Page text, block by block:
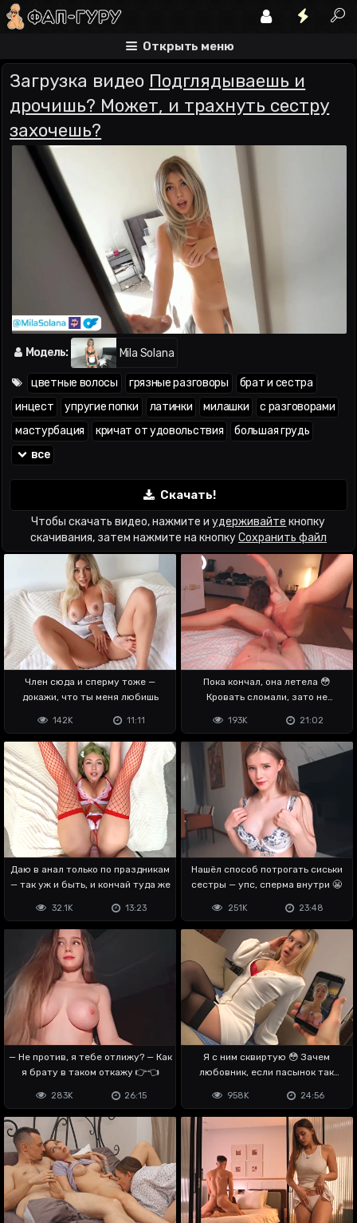
Открыть меню
Загрузка видео Подглядываешь и
дрочишь? Может, и трахнуть сестру
захочешь?
Модель: Mila Solana
цветные волосы грязные разговоры
брат и сестра
инцест
упругие попки латинки милашки
с разговорами
мастурбация
кричат от удовольствия
большая грудь
все
Скачать!
Чтобы скачать видео, нажмите иудерживайте кнопку
скачивания, затем нажмите на кнопкуСохранить файл
Член сюда и сперму тоже —
докажи, что ты меня любишь
11:11
142K
Пока кончал, она летела 😳
Кровать сломали, зато не
21:02
193K
Даю в анал только по праздникам
— так уж и быть, и кончай туда же
13:23
32.1K
Нашёл способ потрогать сиськи
сестры — упс, сперма внутри 😬
23:48
251K
— Не против, я тебе отлижу? — Как
я брату в таком откажу 👉👈
26:15
283K
Я с ним сквиртую 😳 Зачем
любовник, если пасынок так
24:56
958K